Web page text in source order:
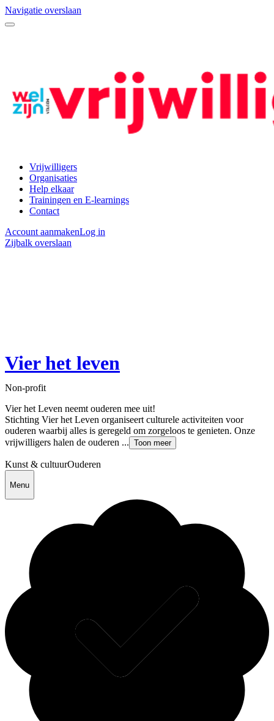
Navigatie overslaan
Vrijwilligers
Organisaties
Help elkaar
Trainingen en E-learnings
Contact
Account aanmakenLog in
Zijbalk overslaan
Vier het leven
Non-profit
Vier het Leven neemt ouderen mee uit!
Stichting Vier het Leven organiseert culturele activiteiten voor
ouderen waarbij alles is geregeld om zorgeloos te genieten. Onze
vrijwilligers halen de ouderen ... Toon meer
Kunst & cultuurOuderen
Menu